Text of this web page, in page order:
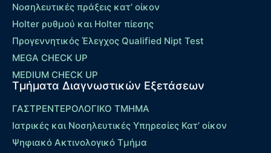
Νοσηλευτικές πράξεις κατ’ οίκον
Holter ρυθμού και Holter πίεσης
Προγεννητικός Έλεγχος Qualified Nipt Test
MEGA CHECK UP
MEDIUM CHECK UP
Τμήματα Διαγνωστικών Εξετάσεων
ΓΑΣΤΡΕΝΤΕΡΟΛΟΓΙΚΟ ΤΜΗΜΑ
Ιατρικές και Νοσηλευτικές Υπηρεσίες Κατ’ οίκον
Ψηφιακό Ακτινολογικό Τμήμα